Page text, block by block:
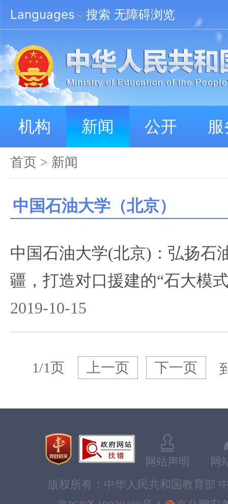
Languages 搜索 无障碍浏览
机构 新闻 公开
首页 > 新闻
中国石油大学（北京）
中国石油大学(北京)：弘扬石
疆，打造对口援建的“石大模
2019-10-15
1/1页 上一页 下一页
网站声明
网
版权所有：中华人民共和国教育部